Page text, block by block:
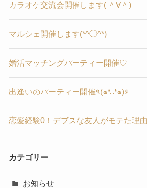
カラオケ交流会開催します( ＾∀＾)
マルシェ開催します(*^◯^*)
婚活マッチングパーティー開催♡
出逢いのパーティー開催٩(๑❛ᴗ❛๑)۶
恋愛経験0！デブスな友人がモテた理由
カテゴリー
お知らせ